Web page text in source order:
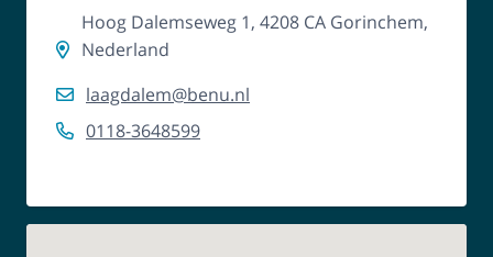
Hoog Dalemseweg 1, 4208 CA Gorinchem,
Nederland
laagdalem@benu.nl
0118-3648599